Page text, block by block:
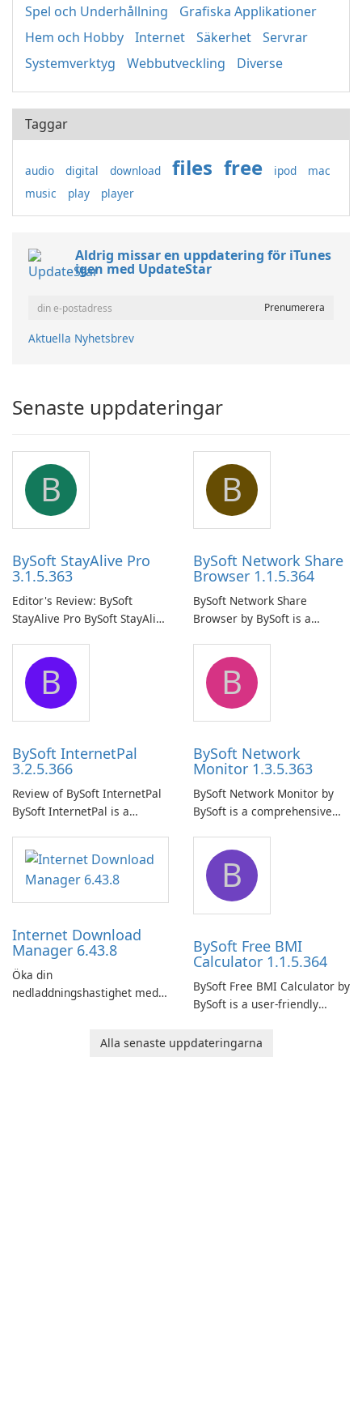
Spel och Underhållning
Grafiska Applikationer
Hem och Hobby
Internet Säkerhet
Servrar
Systemverktyg
Webbutveckling Diverse
Taggar
audio digital download files free ipod
mac
music
play player
Aldrig missar en uppdatering för iTunes
igen med UpdateStar
Aktuella Nyhetsbrev
Senaste uppdateringar
B
BySoft StayAlive Pro
3.1.5.363
Editor's Review: BySoft
StayAlive Pro BySoft StayAlive
application designed to
ensure the continuous and
uninterrupted operation of
your computer system.
B
BySoft Network Share
Browser 1.1.5.364
BySoft Network Share
Browser by BySoft is a
application that allows users
to easily browse and manage
shared folders on their
network.
B
BySoft InternetPal
3.2.5.366
Review of BySoft InternetPal
BySoft InternetPal is a
application designed to
monitor your internet
connection and provide real-
time insights into its
B
BySoft Network
Monitor 1.3.5.363
BySoft Network Monitor by
BySoft is a comprehensive
designed to help businesses
effectively manage their
network infrastructure.
Internet Download
Manager 6.43.8
Öka din
nedladdningshastighet med
B
BySoft Free BMI
Calculator 1.1.5.364
BySoft Free BMI Calculator by
BySoft is a user-friendly
designed to help you
Alla senaste uppdateringarna